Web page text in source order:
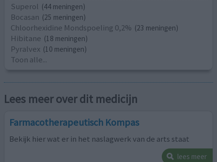
Superol (44 meningen)
Bocasan (25 meningen)
Chloorhexidine Mondspoeling 0,2% (23 meningen)
Hibitane (18 meningen)
Pyralvex (10 meningen)
Toon alle...
Lees meer over dit medicijn
Farmacotherapeutisch Kompas
Bekijk hier wat er in het naslagwerk van de arts staat
lees meer